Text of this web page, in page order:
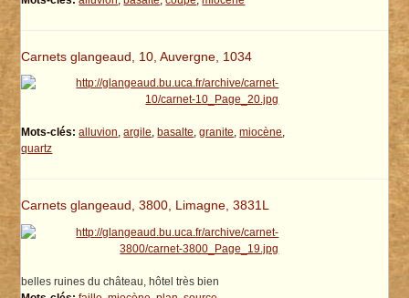
Carnets glangeaud, 10, Auvergne, 1034
Mots-clés: alluvion,argile, basalte,granite,miocène,
quartz
Carnets glangeaud, 3800, Limagne, 3831L
belles ruines du château, hôtel très bien